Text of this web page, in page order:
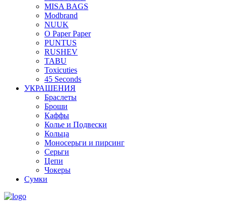
MISA BAGS
Modbrand
NUUK
O Paper Paper
PUNTUS
RUSHEV
TABU
Toxicuties
45 Seconds
УКРАШЕНИЯ
Браслеты
Броши
Каффы
Колье и Подвески
Кольца
Моносерьги и пирсинг
Серьги
Цепи
Чокеры
Сумки